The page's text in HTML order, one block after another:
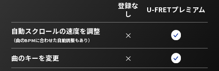
登録な
し
U-FRETプレミアム
自動スクロールの速度を調整
（曲のBPMに合わせた自動調整もあり） ×
曲のキーを変更 ×